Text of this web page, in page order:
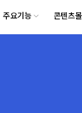
주요기능 콘텐츠몰